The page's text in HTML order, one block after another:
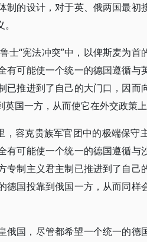
制的设计，对于英、俄两国最初
士“宪法冲突”中，以俾斯麦为首
有可能使一个统一的德国遵循与
已推进到了自己的大门口，因而
国一方，从而使它在外交政策上
，容克贵族军官团中的极端保守
可能使一个统一的德国遵循与
专制主义君主制已推进到了自己
德国投靠到俄国一方，从而同样
俄国，尽管都希望一个统一的德